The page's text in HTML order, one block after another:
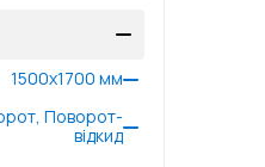
1500x1700 мм
Поворот-
відкид